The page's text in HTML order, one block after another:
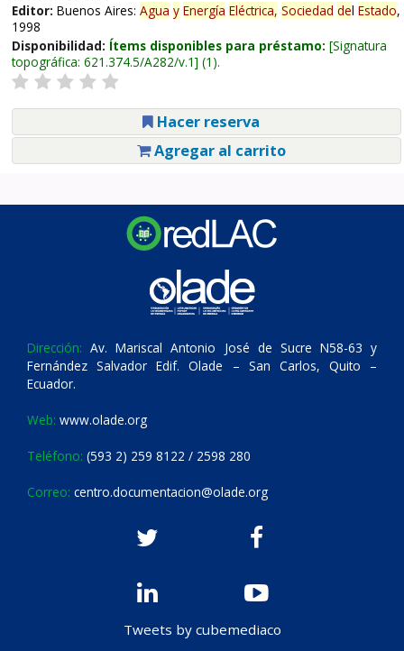
Editor: Buenos Aires: Agua y Energía Eléctrica, Sociedad del Estado,
1998
Disponibilidad: Ítems disponibles para préstamo: Signatura
topográfica: 621.374.5/A282/v.1 (1).
Hacer reserva
Agregar al carrito
Dirección: Av. Mariscal Antonio José de Sucre N58-63 y
Fernández Salvador Edif. Olade – San Carlos, Quito –
Ecuador.
Web: www.olade.org
Teléfono: (593 2) 259 8122 / 2598 280
Correo: centro.documentacion@olade.org
Tweets by cubemediaco